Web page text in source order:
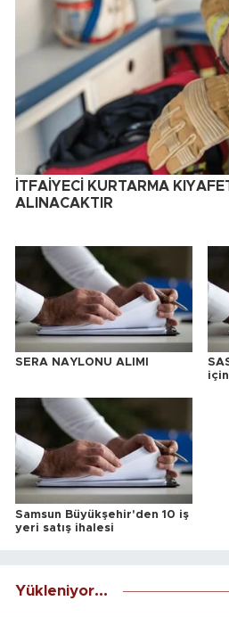
İTFAİYECİ KURTARMA
ALINACAKTIR
SERA NAYLONU ALIMI
Samsun Büyükşehir'den 10 iş
yeri satış ihalesi
Yükleniyor...